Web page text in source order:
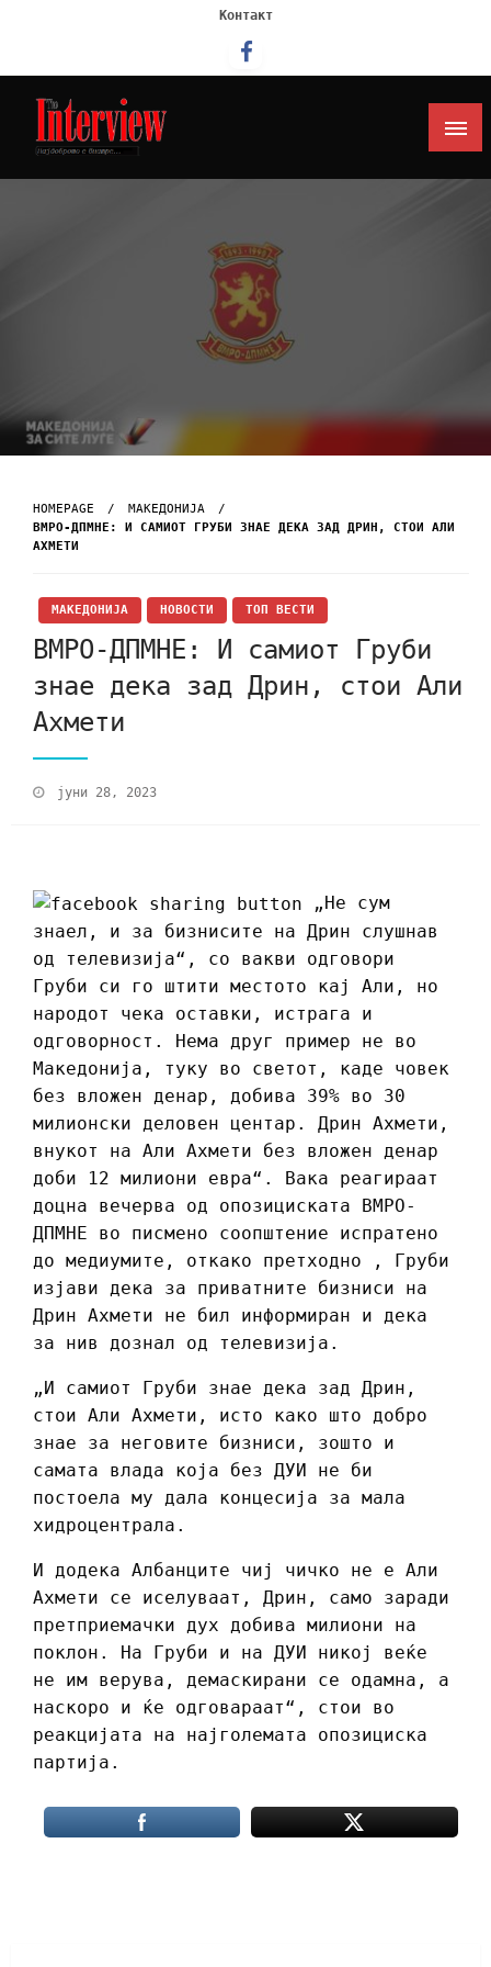
Контакт
Интервју
HOMEPAGE
МАКЕДОНИЈА
ВМРО-ДПМНЕ: И САМИОТ ГРУБИ ЗНАЕ ДЕКА ЗАД ДРИН, СТОИ АЛИ
АХМЕТИ
МАКЕДОНИЈА НОВОСТИ ТОП ВЕСТИ
ВМРО-ДПМНЕ: И самиот Груби
знае дека зад Дрин, стои Али
Ахмети
јуни 28, 2023
„Не сум
знаел, и за бизнисите на Дрин слушнав
од телевизија“, со вакви одговори
Груби си го штити местото кај Али, но
народот чека оставки, истрага и
одговорност. Нема друг пример не во
Македонија, туку во светот, каде човек
без вложен денар, добива 39% во 30
милионски деловен центар. Дрин Ахмети,
внукот на Али Ахмети без вложен денар
доби 12 милиони евра“. Вака реагираат
доцна вечерва од опозициската ВМРО-
ДПМНЕ во писмено соопштение испратено
до медиумите, откако претходно , Груби
изјави дека за приватните бизниси на
Дрин Ахмети не бил информиран и дека
за нив дознал од телевизија.
„И самиот Груби знае дека зад Дрин,
стои Али Ахмети, исто како што добро
знае за неговите бизниси, зошто и
самата влада која без ДУИ не би
постоела му дала концесија за мала
хидроцентрала.
И додека Албанците чиј чичко не е Али
Ахмети се иселуваат, Дрин, само заради
претприемачки дух добива милиони на
поклон. На Груби и на ДУИ никој веќе
не им верува, демаскирани се одамна, а
наскоро и ќе одговараат“, стои во
реакцијата на најголемата опозициска
партија.